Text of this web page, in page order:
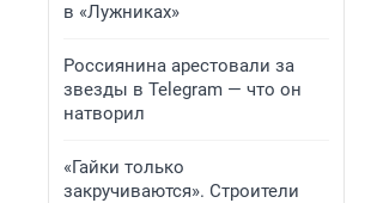
в «Лужниках»
Россиянина арестовали за
звезды в Telegram — что он
натворил
«Гайки только
закручиваются». Строители